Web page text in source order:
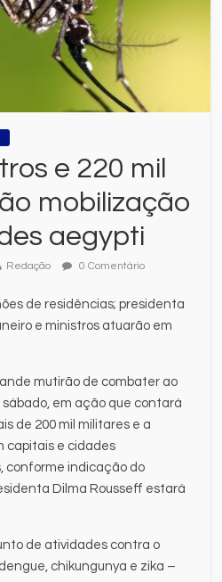
e 220 mil
mobilização
aegypti
Redação 0 Comentário
de residências; presidenta
e ministros atuarão em
mutirão de combater ao
sábado, em ação que contará
de 200 mil militares e a
capitais e cidades
conforme indicação do
Dilma Rousseff estará
de atividades contra o
chikungunya e zika –